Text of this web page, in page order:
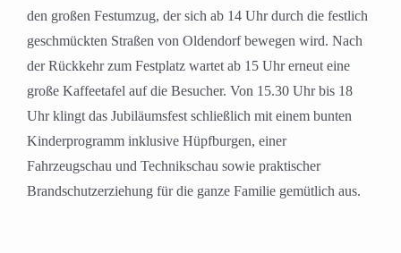
den großen Festumzug, der sich ab 14 Uhr durch die festlich
geschmückten Straßen von Oldendorf bewegen wird. Nach
der Rückkehr zum Festplatz wartet ab 15 Uhr erneut eine
große Kaffeetafel auf die Besucher. Von 15.30 Uhr bis 18
Uhr klingt das Jubiläumsfest schließlich mit einem bunten
Kinderprogramm inklusive Hüpfburgen, einer
Fahrzeugschau und Technikschau sowie praktischer
Brandschutzerziehung für die ganze Familie gemütlich aus.